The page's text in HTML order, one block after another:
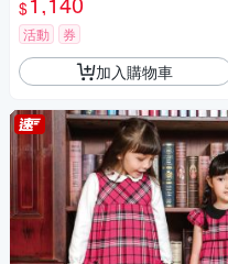
$
活動 券
加入購物車